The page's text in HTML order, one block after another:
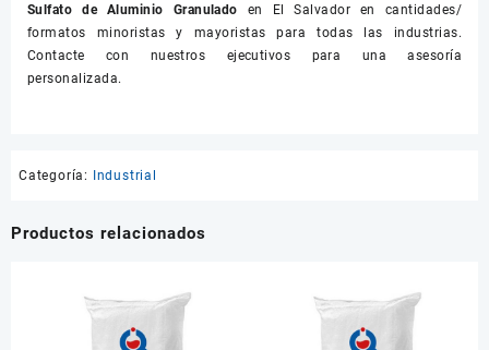
Sulfato de Aluminio Granulado en El Salvador en cantidades/
formatos minoristas y mayoristas para todas las industrias.
Contacte con nuestros ejecutivos para una asesoría
personalizada.
Categoría: Industrial
Productos relacionados